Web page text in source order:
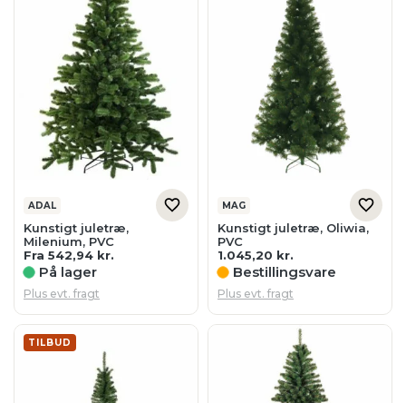
ADAL
Kunstigt juletræ,
Milenium, PVC
Fra 542,94 kr.
På lager
Plus evt. fragt
MAG
Kunstigt juletræ, Oliwia,
PVC
1.045,20 kr.
Bestillingsvare
Plus evt. fragt
TILBUD